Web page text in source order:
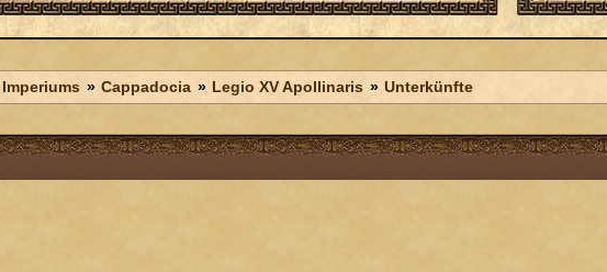
Cappadocia Legio XV Apollinaris Unterkünfte